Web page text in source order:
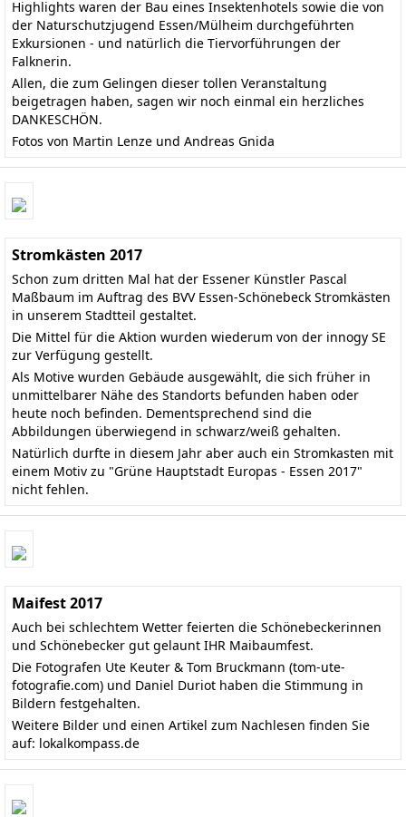
Highlights waren der Bau eines Insektenhotels sowie die von
der Naturschutzjugend Essen/Mülheim durchgeführten
Exkursionen - und natürlich die Tiervorführungen der
Falknerin.
Allen, die zum Gelingen dieser tollen Veranstaltung
beigetragen haben, sagen wir noch einmal ein herzliches
DANKESCHÖN.
Fotos von Martin Lenze und Andreas Gnida
Stromkästen 2017
Schon zum dritten Mal hat der Essener Künstler Pascal
Maßbaum im Auftrag des BVV Essen-Schönebeck Stromkästen
in unserem Stadtteil gestaltet.
Die Mittel für die Aktion wurden wiederum von der innogy SE
zur Verfügung gestellt.
Als Motive wurden Gebäude ausgewählt, die sich früher in
unmittelbarer Nähe des Standorts befunden haben oder
heute noch befinden. Dementsprechend sind die
Abbildungen überwiegend in schwarz/weiß gehalten.
Natürlich durfte in diesem Jahr aber auch ein Stromkasten mit
einem Motiv zu "Grüne Hauptstadt Europas - Essen 2017"
nicht fehlen.
Maifest 2017
Auch bei schlechtem Wetter feierten die Schönebeckerinnen
und Schönebecker gut gelaunt IHR Maibaumfest.
Die Fotografen Ute Keuter & Tom Bruckmann (tom-ute-
fotografie.com) und Daniel Duriot haben die Stimmung in
Bildern festgehalten.
Weitere Bilder und einen Artikel zum Nachlesen finden Sie
auf: lokalkompass.de